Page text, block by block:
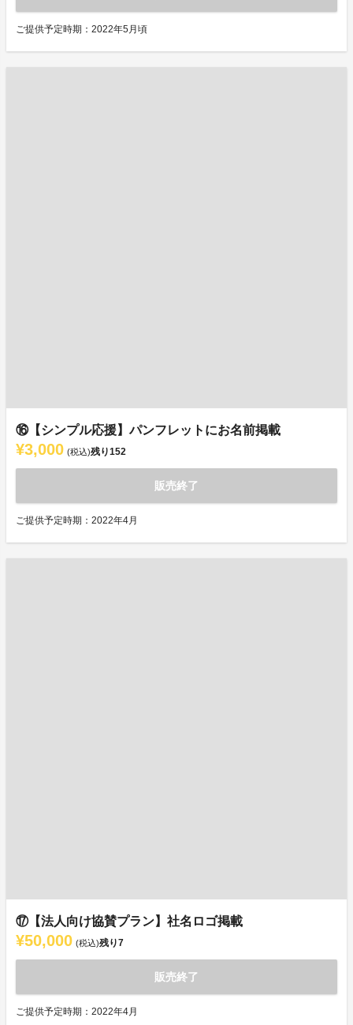
ご提供予定時期：2022年5月頃
⑯【シンプル応援】パンフレットにお名前掲載
¥3,000 (税込)残り152
販売終了
ご提供予定時期：2022年4月
⑰【法人向け協賛プラン】社名ロゴ掲載
¥50,000 (税込)残り7
販売終了
ご提供予定時期：2022年4月